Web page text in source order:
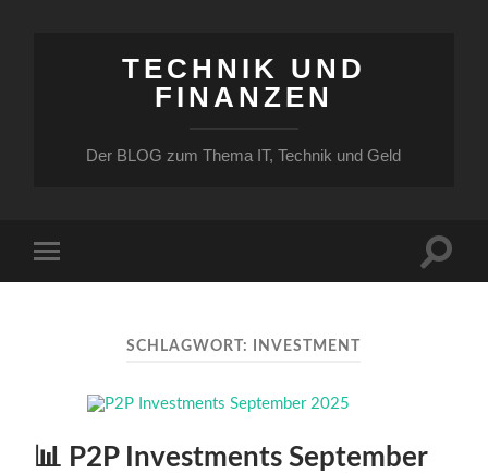
TECHNIK UND
FINANZEN
Der BLOG zum Thema IT, Technik und Geld
Menü
SCHLAGWORT: INVESTMENT
📊 P2P Investments September